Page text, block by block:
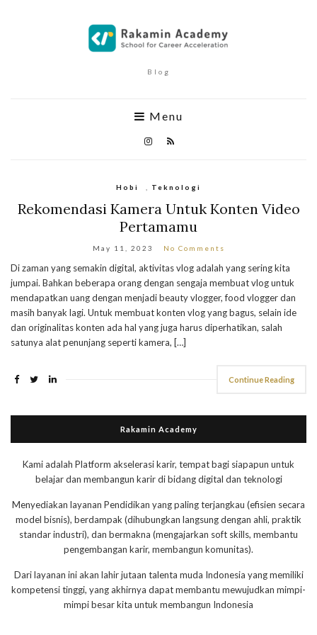
Blog
Menu
Hobi Teknologi
Rekomendasi Kamera Untuk Konten Video
Pertamamu
May 11, 2023 No Comments
Di zaman yang semakin digital, aktivitas vlog adalah yang sering kita
jumpai. Bahkan beberapa orang dengan sengaja membuat vlog untuk
mendapatkan uang dengan menjadi beauty vlogger, food vlogger dan
masih banyak lagi. Untuk membuat konten vlog yang bagus, selain ide
dan originalitas konten ada hal yang juga harus diperhatikan, salah
satunya alat penunjang seperti kamera, […]
Continue Reading
Rakamin Academy
Kami adalah Platform akselerasi karir, tempat bagi siapapun untuk
belajar dan membangun karir di bidang digital dan teknologi
Menyediakan layanan Pendidikan yang paling terjangkau (efisien secara
model bisnis), berdampak (dihubungkan langsung dengan ahli, praktik
standar industri), dan bermakna (mengajarkan soft skills, membantu
pengembangan karir, membangun komunitas).
Dari layanan ini akan lahir jutaan talenta muda Indonesia yang memiliki
kompetensi tinggi, yang akhirnya dapat membantu mewujudkan mimpi-
mimpi besar kita untuk membangun Indonesia